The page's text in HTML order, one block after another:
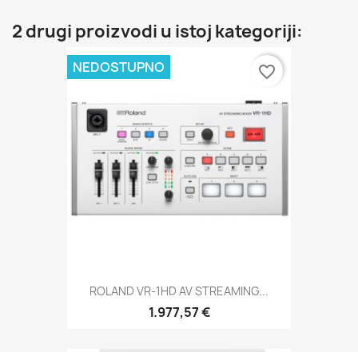
2 drugi proizvodi u istoj kategoriji:
ROLAND VR-1HD AV STREAMING...
1.977,57 €
NEDOSTUPNO favorite_border